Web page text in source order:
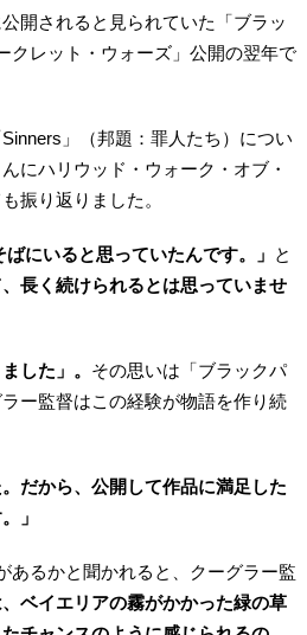
開されると見られていた「ブラッ
クレット・ウォーズ」公開の翌年で
」（邦題：罪人たち）につい
にハリウッド・ウォーク・オブ・
振り返りました。
にいると思っていたんです。」
と
長く続けられるとは思っていませ
した」。 その思いは「ブラックパ
ー監督はこの経験が物語を作り続
だから、公開して作品に満足した
」
あるかと聞かれると、クーグラー監
ベイエリアの霧がかかった緑の草